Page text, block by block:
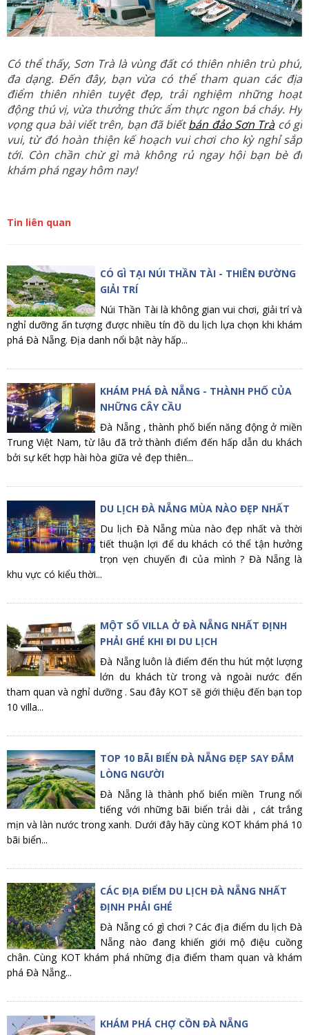
Có thể thấy, Sơn Trà là vùng đất có thiên nhiên trù phú,
đa dạng. Đến đây, bạn vừa có thể tham quan các địa
điểm thiên nhiên tuyệt đẹp, trải nghiệm những hoạt
động thú vị, vừa thưởng thức ẩm thực ngon bá cháy. Hy
vọng qua bài viết trên, bạn đã biếtbán đảo Sơn Tràcó gì
vui, từ đó hoàn thiện kế hoạch vui chơi cho kỳ nghỉ sắp
tới. Còn chần chừ gì mà không rủ ngay hội bạn bè đi
khám phá ngay hôm nay!
Tin liên quan
CÓ GÌ TẠI NÚI THẦN TÀI - THIÊN ĐƯỜNG
GIẢI TRÍ
Núi Thần Tài là không gian vui chơi, giải trí và
nghỉ dưỡng ấn tượng được nhiều tín đồ du lịch lựa chọn khi khám
phá Đà Nẵng. Địa danh nổi bật này hấp...
KHÁM PHÁ ĐÀ NẴNG - THÀNH PHỐ CỦA
NHỮNG CÂY CẦU
Đà Nẵng , thành phố biển năng động ở miền
Trung Việt Nam, từ lâu đã trở thành điểm đến hấp dẫn du khách
bởi sự kết hợp hài hòa giữa vẻ đẹp thiên...
DU LỊCH ĐÀ NẴNG MÙA NÀO ĐẸP NHẤT
Du lịch Đà Nẵng mùa nào đẹp nhất và thời
tiết thuận lợi để du khách có thể tận hưởng
trọn vẹn chuyến đi của mình ? Đà Nẵng là
khu vực có kiểu thời...
MỘT SỐ VILLA Ở ĐÀ NẴNG NHẤT ĐỊNH
PHẢI GHÉ KHI ĐI DU LỊCH
Đà Nẵng luôn là điểm đến thu hút một lượng
lớn du khách từ trong và ngoài nước đến
tham quan và nghỉ dưỡng . Sau đây KOT sẽ giới thiệu đến bạn top
10 villa...
TOP 10 BÃI BIỂN ĐÀ NẴNG ĐẸP SAY ĐẮM
LÒNG NGƯỜI
Đà Nẵng là thành phố biển miền Trung nổi
tiếng với những bãi biển trải dài , cát trắng
mịn và làn nước trong xanh. Dưới đây hãy cùng KOT khám phá 10
bãi biển...
CÁC ĐỊA ĐIỂM DU LỊCH ĐÀ NẴNG NHẤT
ĐỊNH PHẢI GHÉ
Đà Nẵng có gì chơi ? Các địa điểm du lịch Đà
Nẵng nào đang khiến giới mộ điệu cuồng
chân. Cùng KOT khám phá những địa điểm tham quan và khám
phá Đà Nẵng...
KHÁM PHÁ CHỢ CỒN ĐÀ NẴNG